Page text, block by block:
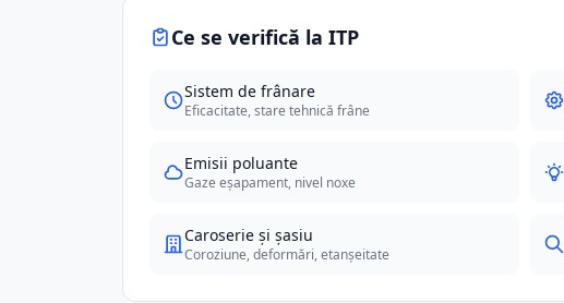
Ce se verifică la ITP
Sistem de frânare
Eficacitate, stare tehnică frâne
Emisii poluante
Gaze eșapament, nivel noxe
Caroserie și șasiu
Coroziune, deformări, etanșeitate